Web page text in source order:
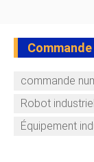
commande
Robot industriel
Équipement